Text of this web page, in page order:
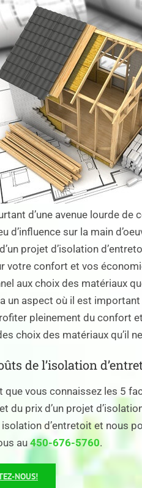
d’une avenue lourde de
d’influence sur la main
projet d’isolation
votre confort et vos
aux choix des matériaux
a un aspect où il est
pleinement du confort
choix des matériaux qu’il
de l’isolation
que vous connaissez les 5
du prix d’un projet
d’entretoit et nous
au 450-676-5760.
NOUS!